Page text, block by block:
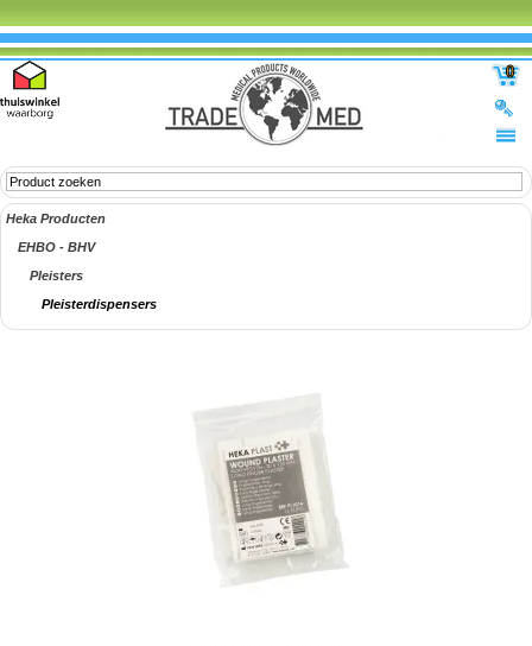
0
Heka Producten
EHBO - BHV
Pleisters
Pleisterdispensers